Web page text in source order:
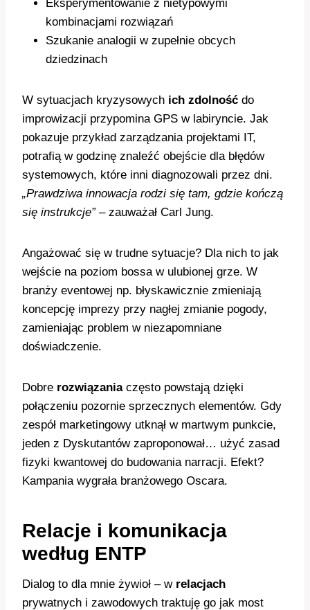
Eksperymentowanie z nietypowymi
kombinacjami rozwiązań
Szukanie analogii w zupełnie obcych
dziedzinach
W sytuacjach kryzysowych ich zdolność do
improwizacji przypomina GPS w labiryncie. Jak
pokazuje przykład zarządzania projektami IT,
potrafią w godzinę znaleźć obejście dla błędów
systemowych, które inni diagnozowali przez dni.
„Prawdziwa innowacja rodzi się tam, gdzie kończą
się instrukcje”– zauważał Carl Jung.
Angażować się w trudne sytuacje? Dla nich to jak
wejście na poziom bossa w ulubionej grze. W
branży eventowej np. błyskawicznie zmieniają
koncepcję imprezy przy nagłej zmianie pogody,
zamieniając problem w niezapomniane
doświadczenie.
Dobre rozwiązaniaczęsto powstają dzięki
połączeniu pozornie sprzecznych elementów. Gdy
zespół marketingowy utknął w martwym punkcie,
jeden z Dyskutantów zaproponował… użyć zasad
fizyki kwantowej do budowania narracji. Efekt?
Kampania wygrała branżowego Oscara.
Relacje i komunikacja
według ENTP
Dialog to dla mnie żywioł – w relacjach
prywatnych i zawodowych traktuję go jak most